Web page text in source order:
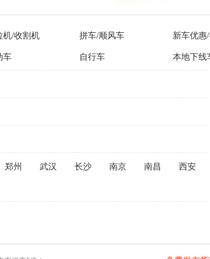
机/收割机 拼车/顺风车 新车优惠
车 自行车 本地下线
郑州 武汉 长沙 南京 南昌 西安